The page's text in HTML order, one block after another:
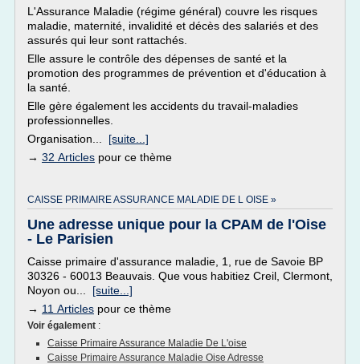
L'Assurance Maladie (régime général) couvre les risques
maladie, maternité, invalidité et décès des salariés et des
assurés qui leur sont rattachés.
Elle assure le contrôle des dépenses de santé et la
promotion des programmes de prévention et d'éducation à
la santé.
Elle gère également les accidents du travail-maladies
professionnelles.
Organisation... [suite...]
→ 32 Articles pour ce thème
CAISSE PRIMAIRE ASSURANCE MALADIE DE L OISE »
Une adresse unique pour la CPAM de l'Oise
- Le Parisien
Caisse primaire d'assurance maladie, 1, rue de Savoie BP
30326 - 60013 Beauvais. Que vous habitiez Creil, Clermont,
Noyon ou... [suite...]
→ 11 Articles pour ce thème
Voir également :
Caisse Primaire Assurance Maladie De L'oise
Caisse Primaire Assurance Maladie Oise Adresse